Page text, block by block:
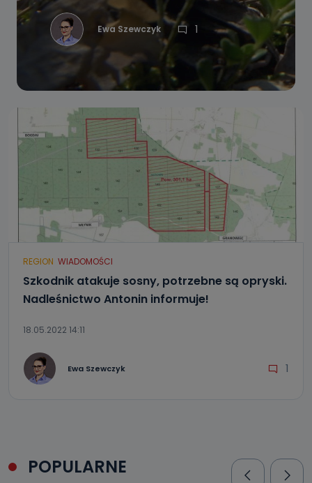
Ewa Szewczyk 1
REGION WIADOMOŚCI
Szkodnik atakuje sosny, potrzebne są opryski.
Nadleśnictwo Antonin informuje!
18.05.2022 14:11
Ewa Szewczyk 1
POPULARNE